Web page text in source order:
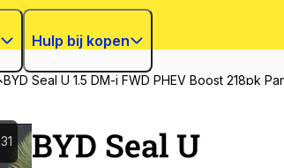
Hulp bij kopen
BYD Seal U 1.5 DM-i FWD PHEV Boost 218pk
31 BYD Seal U